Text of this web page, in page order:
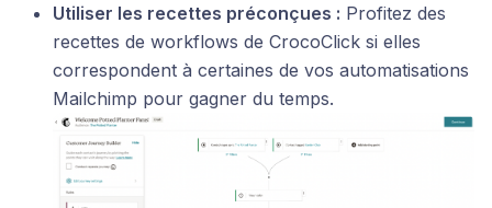
Utiliser les recettes préconçues : Profitez des
recettes de workflows de CrocoClick si elles
correspondent à certaines de vos automatisations
Mailchimp pour gagner du temps.